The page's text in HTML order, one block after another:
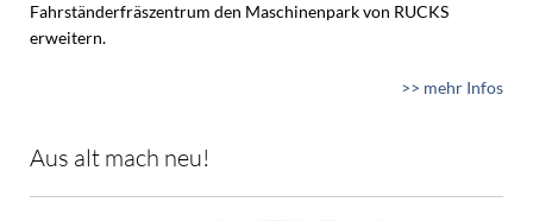
Fahrständerfräszentrum den Maschinenpark von RUCKS
erweitern.
>> mehr Infos
Aus alt mach neu!